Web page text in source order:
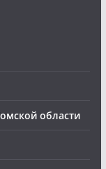
области